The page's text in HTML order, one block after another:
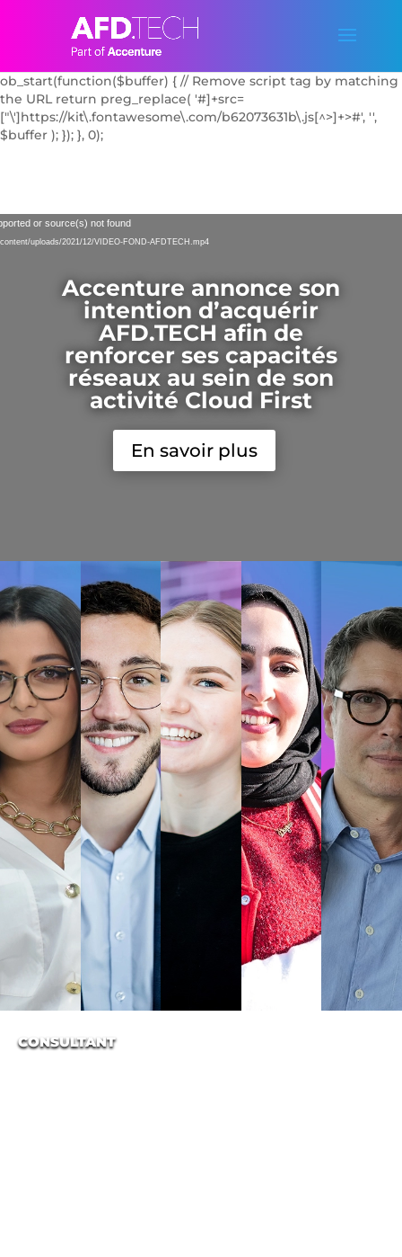
FontAwesome Kit script by handle if known
wp_dequeue_script('font-awesome'); // Try common handle //
ob_start(function($buffer) { // Remove script tag by matching
the URL return preg_replace( '#]+src=
["\']https://kit\.fontawesome\.com/b62073631b\.js[^>]+>#', '',
$buffer ); }); }, 0);
Video
Player
or source(s) not found
uploads/2021/12/VIDEO-FOND-AFDTECH.mp4
Accenture annonce son
intention d’acquérir
AFD.TECH afin de
renforcer ses capacités
réseaux au sein de son
activité Cloud First
En savoir plus
CONSULTANT